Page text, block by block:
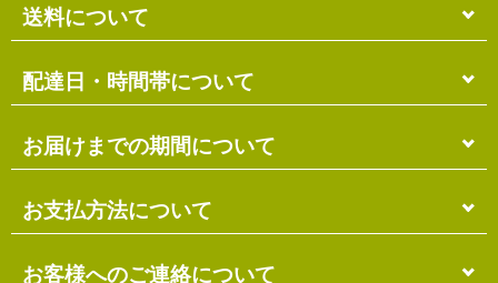
送料について
単品のみの場合
各商品に記載の送料となります。
複数商品の場合
ます。
送料には梱包料も含まれています。
※ショッピングカートの仕組み上、送料が正しく計算
配達日・時間帯について
配達日・配達時間帯のご指定は出来ません。
お届け先に投函される「ご不在連絡票」より再配達希
望日・時間帯のご指定が可能ですので、こちらをご利
用ください。
お届けまでの期間について
在庫がある場合
ご注文確認日より3営業日以内の発送となります。
離島の場合、上記以上にお時間がかかる場合がありま
お支払方法について
代金引換（＋400円）
お客様へのご連絡について